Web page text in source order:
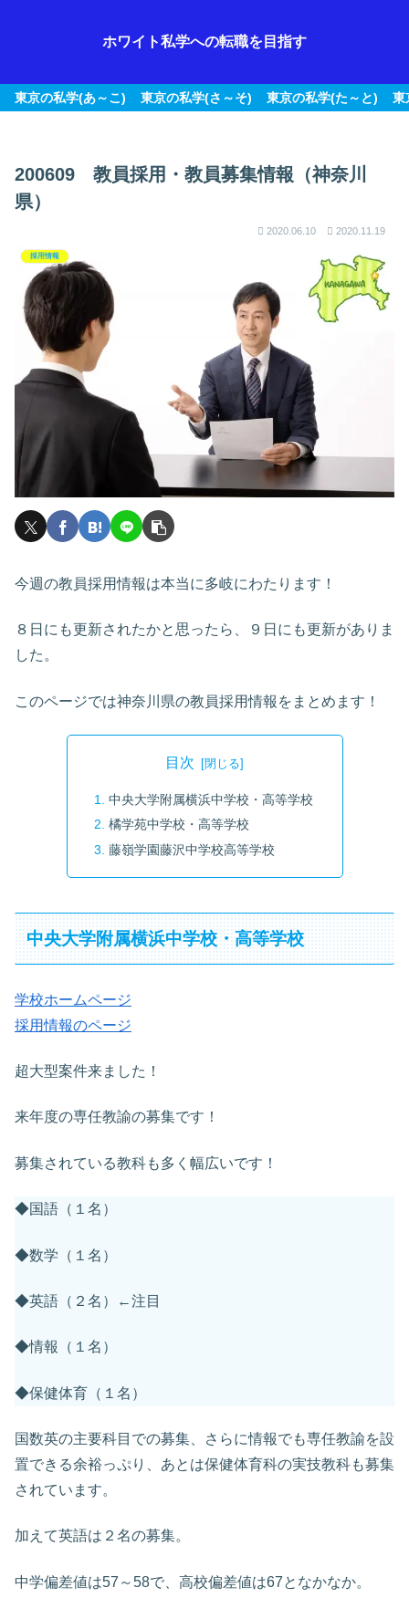
ホワイト私学への転職を目指す
東京の私学(あ～こ) 東京の私学(さ～そ) 東京の私学(た～と) 東
200609 教員採用・教員募集情報（神奈川
県）
2020.06.10 2020.11.19
採用情報
今週の教員採用情報は本当に多岐にわたります！
８日にも更新されたかと思ったら、９日にも更新がありま
した。
このページでは神奈川県の教員採用情報をまとめます！
目次
中央大学附属横浜中学校・高等学校
橘学苑中学校・高等学校
藤嶺学園藤沢中学校高等学校
中央大学附属横浜中学校・高等学校
学校ホームページ
採用情報のページ
超大型案件来ました！
来年度の専任教諭の募集です！
募集されている教科も多く幅広いです！
◆国語（１名）
◆数学（１名）
◆英語（２名）←注目
◆情報（１名）
◆保健体育（１名）
国数英の主要科目での募集、さらに情報でも専任教諭を設
置できる余裕っぷり、あとは保健体育科の実技教科も募集
されています。
加えて英語は２名の募集。
中学偏差値は57～58で、高校偏差値は67となかなか。